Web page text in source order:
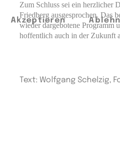
Zum Schluss sei ein herzlicher
Friedberg ausgesprochen. Das
wieder dargebotene Programm
hoffentlich auch in der Zukunft
Text: Wolfgang Schelzig,
Akzeptieren